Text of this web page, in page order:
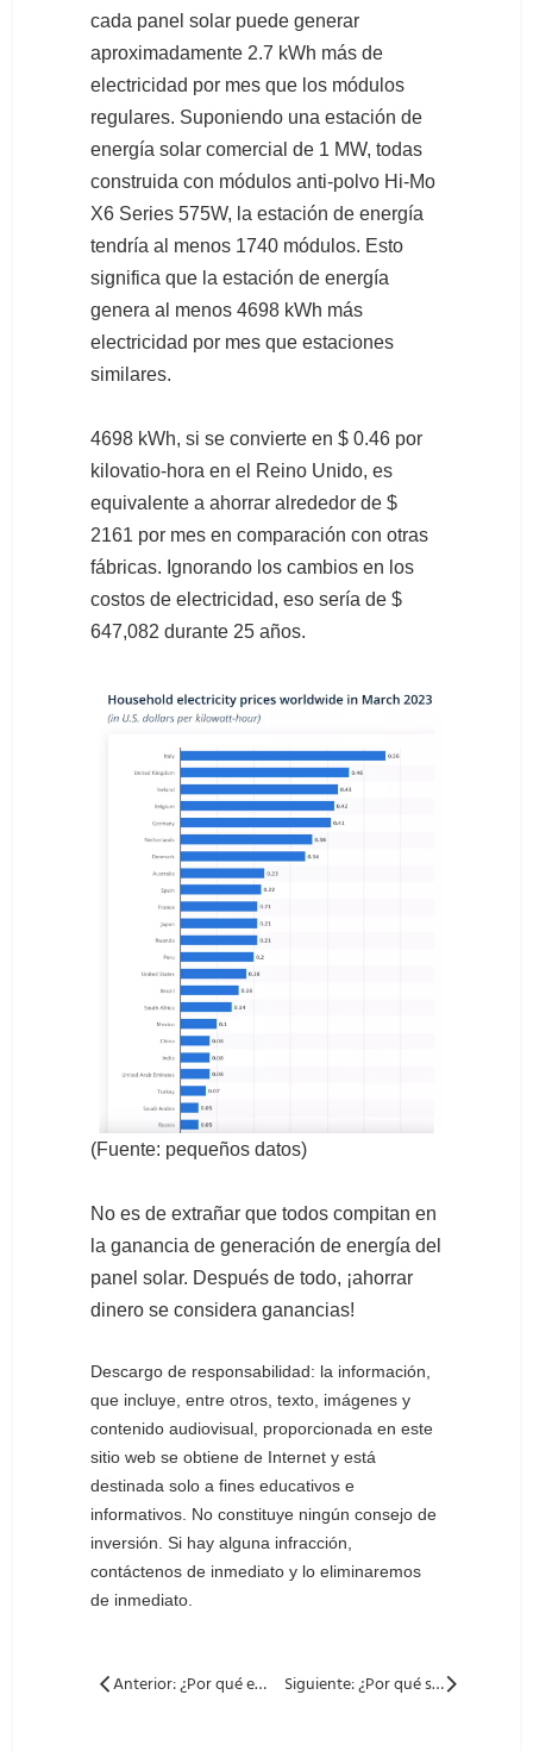
cada panel solar puede generar
aproximadamente 2.7 kWh más de
electricidad por mes que los módulos
regulares. Suponiendo una estación de
energía solar comercial de 1 MW, todas
construida con módulos anti-polvo Hi-Mo
X6 Series 575W, la estación de energía
tendría al menos 1740 módulos. Esto
significa que la estación de energía
genera al menos 4698 kWh más
electricidad por mes que estaciones
similares.
4698 kWh, si se convierte en $ 0.46 por
kilovatio-hora en el Reino Unido, es
equivalente a ahorrar alrededor de $
2161 por mes en comparación con otras
fábricas. Ignorando los cambios en los
costos de electricidad, eso sería de $
647,082 durante 25 años.
(Fuente: pequeños datos)
No es de extrañar que todos compitan en
la ganancia de generación de energía del
panel solar. Después de todo, ¡ahorrar
dinero se considera ganancias!
Descargo de responsabilidad: la información,
que incluye, entre otros, texto, imágenes y
contenido audiovisual, proporcionada en este
sitio web se obtiene de Internet y está
destinada solo a fines educativos e
informativos. No constituye ningún consejo de
inversión. Si hay alguna infracción,
contáctenos de inmediato y lo eliminaremos
de inmediato.
Anterior: ¿Por qué es tan popular 1722 x 1134 mm de 54 celdas Solar Panel? Siguiente: ¿Por qué se reconocen 66 Cell Solar Panel s como 'tamaño de oro'?